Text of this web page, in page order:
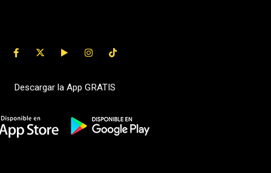
Descargar la App GRATIS